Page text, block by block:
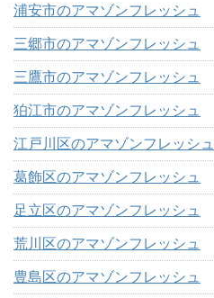
浦安市のアマゾンフレッシュ
三郷市のアマゾンフレッシュ
三鷹市のアマゾンフレッシュ
狛江市のアマゾンフレッシュ
江戸川区のアマゾンフレッシュ
葛飾区のアマゾンフレッシュ
足立区のアマゾンフレッシュ
荒川区のアマゾンフレッシュ
豊島区のアマゾンフレッシュ